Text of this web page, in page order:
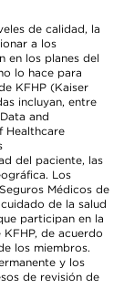
de calidad, la
a los
en los planes del
lo hace para
KFHP (Kaiser
incluyan, entre
and
Healthcare
del paciente, las
Los
Médicos de
de la salud
participan en la
de acuerdo
los miembros.
y los
de revisión de